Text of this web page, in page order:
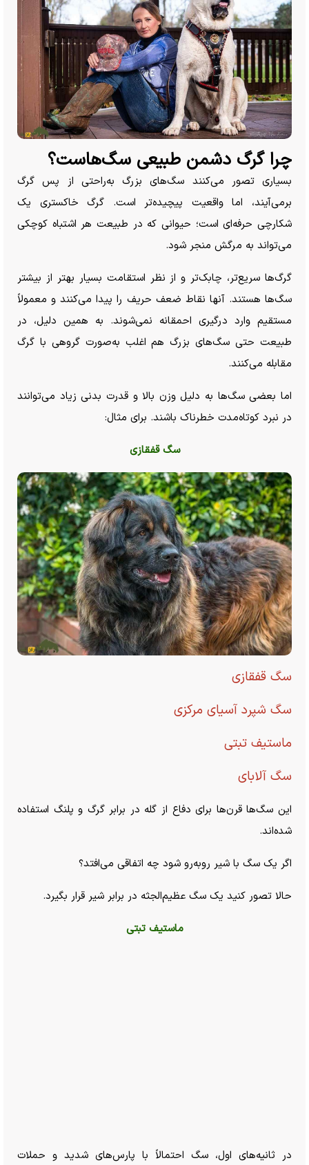
چرا گرگ دشمن طبیعی سگ‌هاست؟
بسیاری تصور می‌کنند سگ‌های بزرگ به‌راحتی از پس گرگ
برمی‌آیند، اما واقعیت پیچیده‌تر است. گرگ خاکستری یک
شکارچی حرفه‌ای است؛ حیوانی که در طبیعت هر اشتباه کوچکی
می‌تواند به مرگش منجر شود.
گرگ‌ها سریع‌تر، چابک‌تر و از نظر استقامت بسیار بهتر از بیشتر
سگ‌ها هستند. آنها نقاط ضعف حریف را پیدا می‌کنند و معمولاً
مستقیم وارد درگیری احمقانه نمی‌شوند. به همین دلیل، در
طبیعت حتی سگ‌های بزرگ هم اغلب به‌صورت گروهی با گرگ
مقابله می‌کنند.
اما بعضی سگ‌ها به دلیل وزن بالا و قدرت بدنی زیاد می‌توانند
در نبرد کوتاه‌مدت خطرناک باشند. برای مثال:
سگ قفقازی
سگ قفقازی
سگ شپرد آسیای مرکزی
ماستیف تبتی
سگ آلابای
این سگ‌ها قرن‌ها برای دفاع از گله در برابر گرگ و پلنگ استفاده
شده‌اند.
اگر یک سگ با شیر روبه‌رو شود چه اتفاقی می‌افتد؟
حالا تصور کنید یک سگ عظیم‌الجثه در برابر شیر قرار بگیرد.
ماستیف تبتی
در ثانیه‌های اول، سگ احتمالاً با پارس‌های شدید و حملات